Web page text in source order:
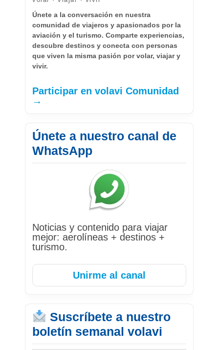
Únete a la conversación en nuestra
comunidad de viajeros y apasionados por la
aviación y el turismo. Comparte experiencias,
descubre destinos y conecta con personas
que viven la misma pasión por volar, viajar y
vivir.
Participar en volavi Comunidad
→
Únete a nuestro canal de
WhatsApp
Noticias y contenido para viajar
mejor: aerolíneas + destinos +
turismo.
Unirme al canal
Suscríbete a nuestro
boletín semanal volavi